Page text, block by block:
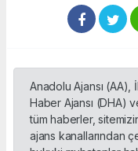
Anadolu Ajansı (AA),
Haber Ajansı (DHA)
tüm haberler,
ajans kanallarından